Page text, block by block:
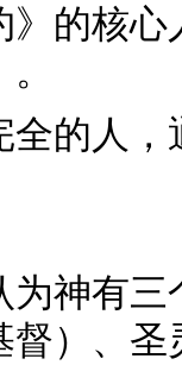
的核
的人
为神有
）、